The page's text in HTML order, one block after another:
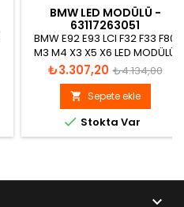
BMW LED MODÜLÜ -
63117263051
BMW E92 E93 LCI F32 F33 F80
M3 M4 X3 X5 X6 LED MODÜLÜ
Fiyat
₺3.307,20 Normal
fiyat
₺4.134,00
 Sepete ekle
 Stokta Var
